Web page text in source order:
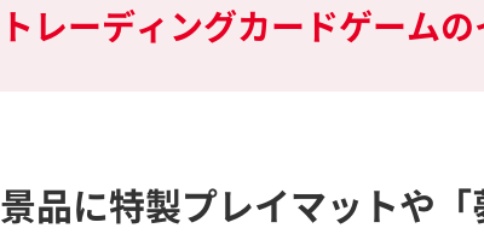
トレーディングカードゲームの
景品に特製プレイマットや